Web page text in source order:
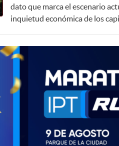
dato que marca el escenario
inquietud económica de los